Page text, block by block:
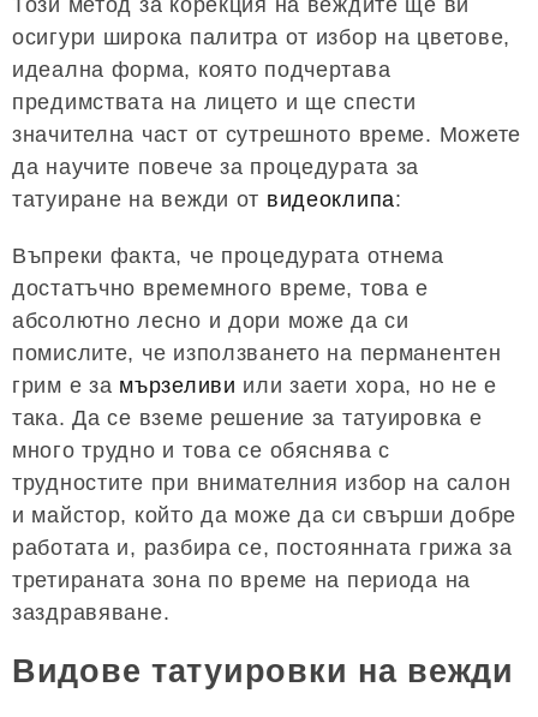
осигури широка палитра от избор на цветове,
идеална форма, която подчертава
предимствата на лицето и ще спести
значителна част от сутрешното време. Можете
да научите повече за процедурата за
татуиране на вежди от видеоклипа:
Въпреки факта, че процедурата отнема
достатъчно времемного време, това е
абсолютно лесно и дори може да си
помислите, че използването на перманентен
грим е за мързеливи или заети хора, но не е
така. Да се ​​вземе решение за татуировка е
много трудно и това се обяснява с
трудностите при внимателния избор на салон
и майстор, който да може да си свърши добре
работата и, разбира се, постоянната грижа за
третираната зона по време на периода на
заздравяване.
Видове татуировки на вежди